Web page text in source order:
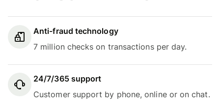
Anti-fraud technology
7 million checks on transactions per day.
24/7/365 support
Customer support by phone, online or on chat.